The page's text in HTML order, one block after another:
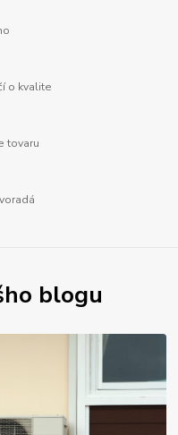
o kvalite
tovaru
blogu